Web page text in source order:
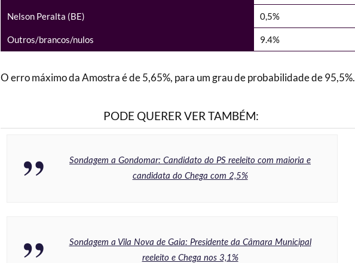
Nelson Peralta (BE) 0,5%
Outros/brancos/nulos 9.4%
O erro máximo da Amostra é de 5,65%, para um grau de probabilidade de 95,5%.
PODE QUERER VER TAMBÉM:
Sondagem a Gondomar: Candidato do PS reeleito com maioria e
candidata do Chega com 2,5%
Sondagem a Vila Nova de Gaia: Presidente da Câmara Municipal
reeleito e Chega nos 3,1%